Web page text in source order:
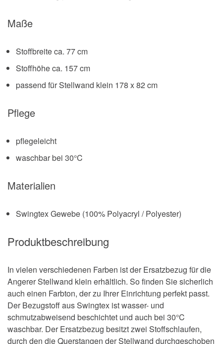
Maße
Stoffbreite ca. 77 cm
Stoffhöhe ca. 157 cm
passend für Stellwand klein 178 x 82 cm
Pflege
pflegeleicht
waschbar bei 30°C
Materialien
Swingtex Gewebe (100% Polyacryl / Polyester)
Produktbeschreibung
In vielen verschiedenen Farben ist der Ersatzbezug für die
Angerer Stellwand klein erhältlich. So finden Sie sicherlich
auch einen Farbton, der zu Ihrer Einrichtung perfekt passt.
Der Bezugstoff aus Swingtex ist wasser- und
schmutzabweisend beschichtet und auch bei 30°C
waschbar. Der Ersatzbezug besitzt zwei Stoffschlaufen,
durch den die Querstangen der Stellwand durchgeschoben